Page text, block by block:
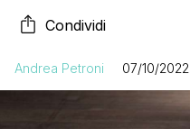
Condividi
Andrea Petroni 07/10/2022